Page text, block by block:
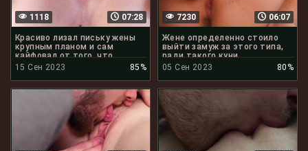
07:28
1118
Красиво лизал письку жены
крупным планом и сам
кайфовал от того, что
делает
15 Сен 2023 85%
06:07
7230
Жене определенно стоило
выйти замуж за этого типа,
ради такого куни
05 Сен 2023
80%